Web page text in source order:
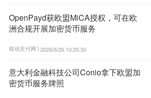
OpenPayd获欧盟MiCA授权，可在欧
洲合规开展加密货币服务
移动支付网 | 2026/6/26 10:25:30
意大利金融科技公司Conio拿下欧盟加
密货币服务牌照